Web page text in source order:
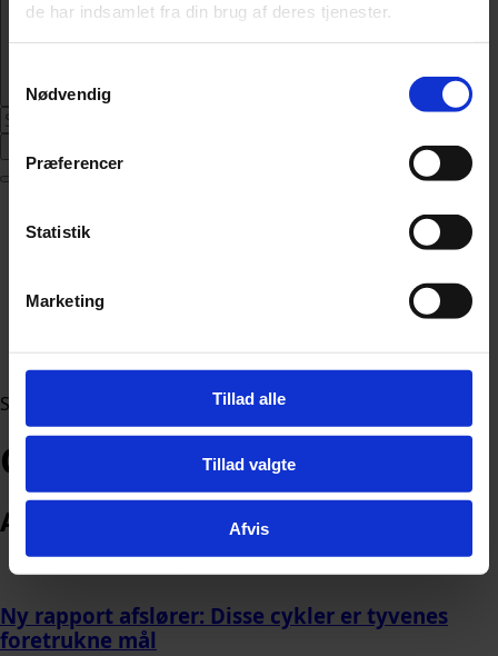
de har indsamlet fra din brug af deres tjenester.
Nødvendig
Præferencer
Statistik
Marketing
Tillad alle
Tillad valgte
Afvis
Politik
Kendte
Sektion
Cykeltyveri
Arkiv
Ny rapport afslører: Disse cykler er tyvenes
foretrukne mål